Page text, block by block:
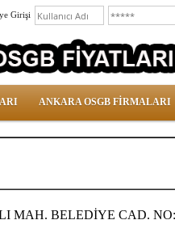
Girişi
ANKARA OSGB FİRMALARI
MAH. BELEDİYE CAD.